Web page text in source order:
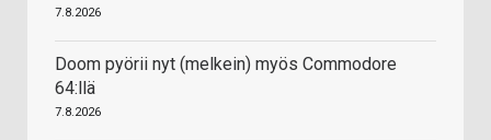
7.8.2026
Doom pyörii nyt (melkein) myös Commodore
64:llä
7.8.2026